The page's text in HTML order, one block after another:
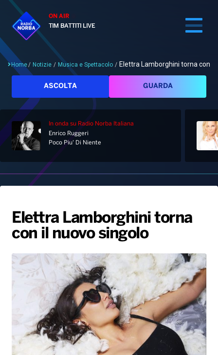
ON AIR
TIM BATTITI LIVE
Cerca
Home
Palinsesto
Hit Dance
Giochi&Concorsi
PALATOUR
Notizie
Locali
Musica e Spettacolo
Sport
Radio Norba Consiglia
Leggerissime
Playlist
Generale
Novità
Notiziario
Interviste
Oroscopo
Speciale Astrabilia 2026
Gallery
Radio Norba News TV
Voce al Bari
Battiti Live 2026
Gallery
Home/ Notizie / Musica e Spettacolo / Elettra Lamborghini torna con...
ASCOLTA GUARDA
In onda su Radio Norba Italiana
Enrico Ruggeri
Poco Piu' Di Niente
Elettra Lamborghini torna
con il nuovo singolo